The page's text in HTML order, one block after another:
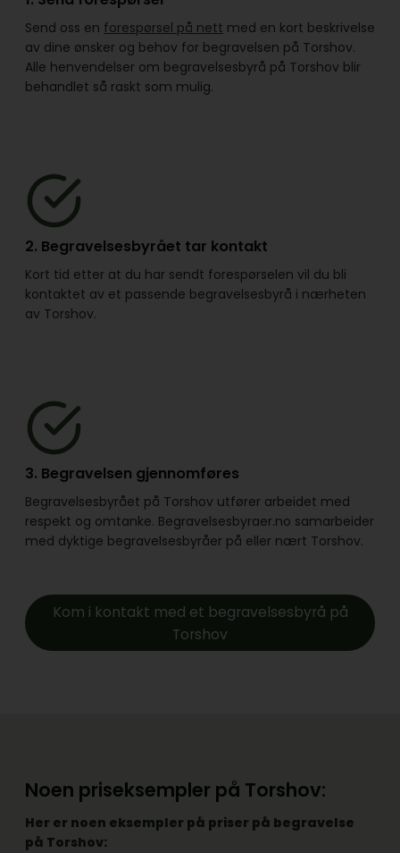
Send oss en forespørsel på nett med en kort beskrivelse
av dine ønsker og behov for begravelsen på Torshov.
Alle henvendelser om begravelsesbyrå på Torshov blir
behandlet så raskt som mulig.
2. Begravelsesbyrået tar kontakt
Kort tid etter at du har sendt forespørselen vil du bli
kontaktet av et passende begravelsesbyrå i nærheten
av Torshov.
3. Begravelsen gjennomføres
Begravelsesbyrået på Torshov utfører arbeidet med
respekt og omtanke. Begravelsesbyraer.no samarbeider
med dyktige begravelsesbyråer på eller nært Torshov.
Kom i kontakt med et begravelsesbyrå på
Torshov
Noen priseksempler på Torshov:
Her er noen eksempler på priser på begravelse
på Torshov: